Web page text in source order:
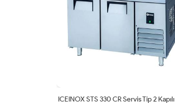
ICEINOX STS 330 CR Servis Tip 2 Kapılı